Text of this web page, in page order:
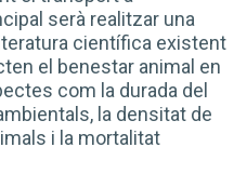
serà realitzar una
científica existent
el benestar animal en
com la durada del
la densitat de
i la mortalitat